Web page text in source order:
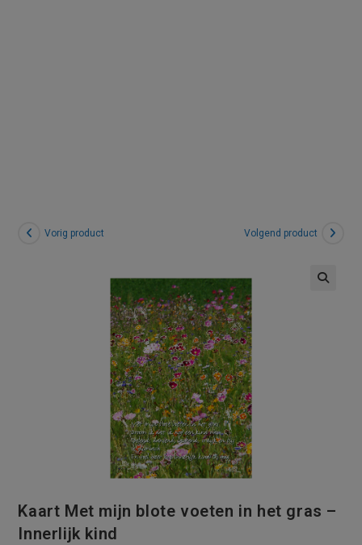
Vorig product Volgend product
Kaart Met mijn blote voeten in het gras –
Innerlijk kind